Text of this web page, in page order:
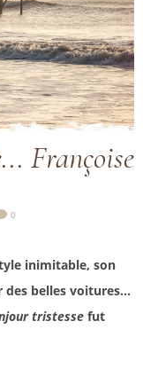
Françoise
0
inimitable, son
belles voitures...
tristesse fut